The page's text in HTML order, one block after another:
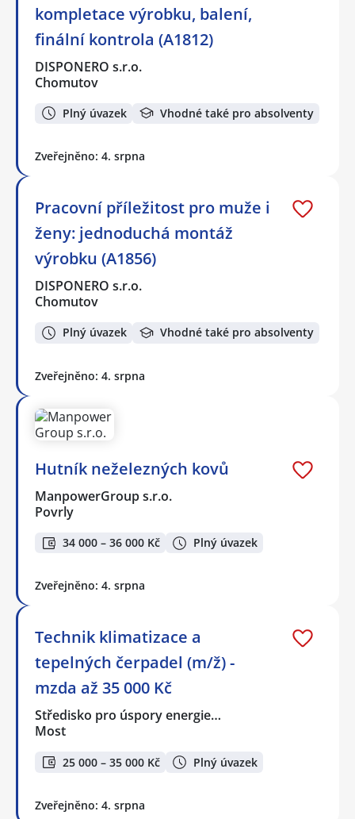
kompletace výrobku, balení,
finální kontrola (A1812)
DISPONERO s.r.o.
Chomutov
Plný úvazek Vhodné také pro absolventy
Zveřejněno: 4. srpna
Pracovní příležitost pro muže i
ženy: jednoduchá montáž
výrobku (A1856)
DISPONERO s.r.o.
Chomutov
Plný úvazek Vhodné také pro absolventy
Zveřejněno: 4. srpna
Hutník neželezných kovů
ManpowerGroup s.r.o.
Povrly
34 000 – 36 000 Kč Plný úvazek
Zveřejněno: 4. srpna
Technik klimatizace a
tepelných čerpadel (m/ž) -
mzda až 35 000 Kč
Středisko pro úspory energie…
Most
25 000 – 35 000 Kč Plný úvazek
Zveřejněno: 4. srpna